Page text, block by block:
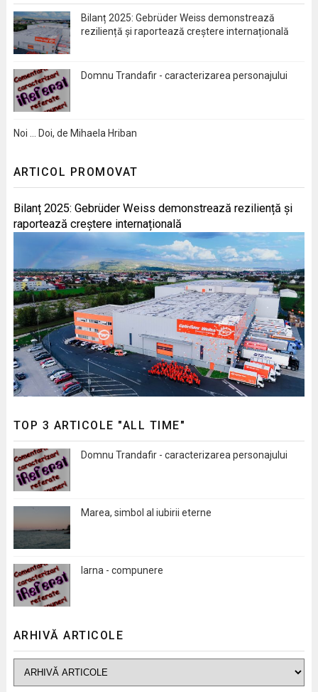
Bilanț 2025: Gebrüder Weiss demonstrează
reziliență și raportează creștere internațională
Domnu Trandafir - caracterizarea personajului
Noi … Doi, de Mihaela Hriban
ARTICOL PROMOVAT
Bilanț 2025: Gebrüder Weiss demonstrează reziliență și
raportează creștere internațională
TOP 3 ARTICOLE "ALL TIME"
Domnu Trandafir - caracterizarea personajului
Marea, simbol al iubirii eterne
Iarna - compunere
ARHIVĂ ARTICOLE